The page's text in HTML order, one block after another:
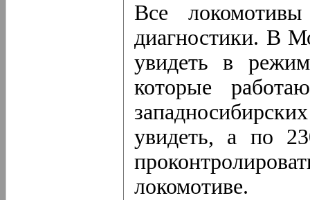
Все
диагностики. В
увидеть в
которые
увидеть, а по
локомотиве.